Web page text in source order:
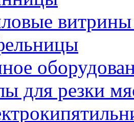
витрины
для резки